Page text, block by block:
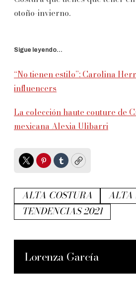
otoño-invierno.
Sigue leyendo...
“No tienen estilo”: Carolina
influencers
La colección haute couture de
mexicana Alexia Ulibarri
TwitterPinterest
TumblrCopy
ALTA COSTURA
ALTA
TENDENCIAS 2021
Lorenza García